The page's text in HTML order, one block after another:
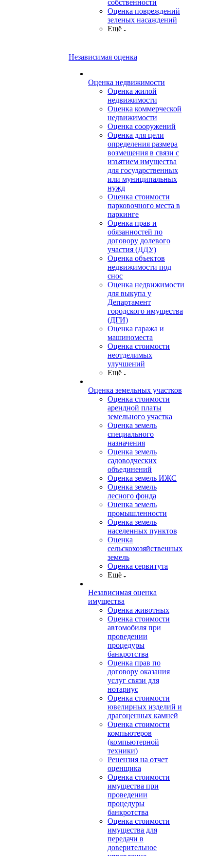
собственности
Оценка повреждений
зеленых насаждений
Ещё
Независимая оценка
Оценка недвижимости
Оценка жилой
недвижимости
Оценка коммерческой
недвижимости
Оценка сооружений
Оценка для цели
определения размера
возмещения в связи с
изъятием имущества
для государственных
или муниципальных
нужд
Оценка стоимости
парковочного места в
паркинге
Оценка прав и
обязанностей по
договору долевого
участия (ДДУ)
Оценка объектов
недвижимости под
снос
Оценка недвижимости
для выкупа у
Департамент
городского имущества
(ДГИ)
Оценка гаража и
машиноместа
Оценка стоимости
неотделимых
улучшений
Ещё
Оценка земельных участков
Оценка стоимости
арендной платы
земельного участка
Оценка земель
специального
назначения
Оценка земель
садоводческих
объединений
Оценка земель ИЖС
Оценка земель
лесного фонда
Оценка земель
промышленности
Оценка земель
населенных пунктов
Оценка
сельскохозяйственных
земель
Оценка сервитута
Ещё
Независимая оценка
имущества
Оценка животных
Оценка стоимости
автомобиля при
проведении
процедуры
банкротства
Оценка прав по
договору оказания
услуг связи для
нотариус
Оценка стоимости
ювелирных изделий и
драгоценных камней
Оценка стоимости
компьютеров
(компьютерной
техники)
Рецензия на отчет
оценщика
Оценка стоимости
имущества при
проведении
процедуры
банкротства
Оценка стоимости
имущества для
передачи в
доверительное